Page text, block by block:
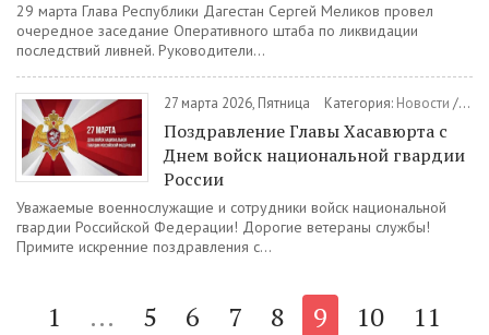
29 марта Глава Республики Дагестан Сергей Меликов провел
очередное заседание Оперативного штаба по ликвидации
последствий ливней. Руководители...
27 марта 2026, Пятница Категория: Новости /
Поздравление Главы Хасавюрта с
Днем войск национальной гвардии
России
Уважаемые военнослужащие и сотрудники войск национальной
гвардии Российской Федерации! Дорогие ветераны службы!
Примите искренние поздравления с...
1 ... 5 6 7 8 9 10
11